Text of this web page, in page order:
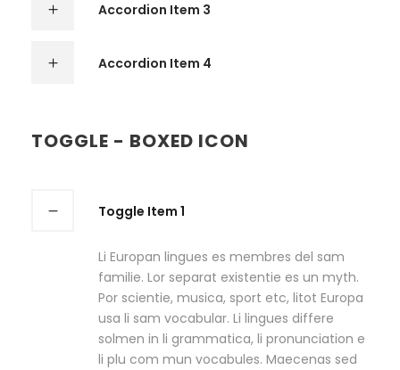
Accordion Item 3
Accordion Item 4
TOGGLE - BOXED ICON
Toggle Item 1
Li Europan lingues es membres del sam
familie. Lor separat existentie es un myth.
Por scientie, musica, sport etc, litot Europa
usa li sam vocabular. Li lingues differe
solmen in li grammatica, li pronunciation e
li plu com mun vocabules. Maecenas sed